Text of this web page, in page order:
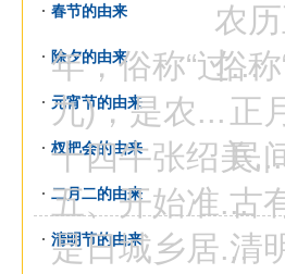
春节的由来
农历正
年，俗称“过...
除夕的由来
俗称“
九)，是农...
元宵节的由来
正月
十四牛张绍美...
杈把会的由来
民间正
五、开始准...
二月二的由来
古有“
是日城乡居...
清明节的由来
清明是